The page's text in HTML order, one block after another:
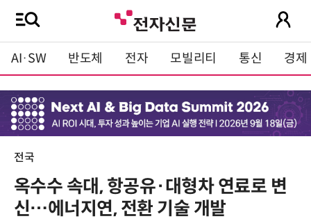
AI·SW 반도체 전자 모빌리티 통신 경제
전국
옥수수 속대, 항공유·대형차 연료로 변
신…에너지연, 전환 기술 개발